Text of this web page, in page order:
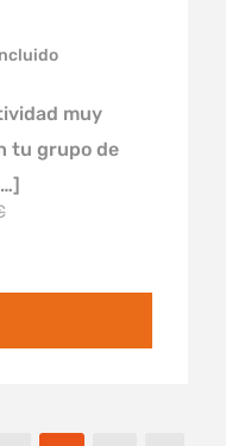
muy
tu grupo de